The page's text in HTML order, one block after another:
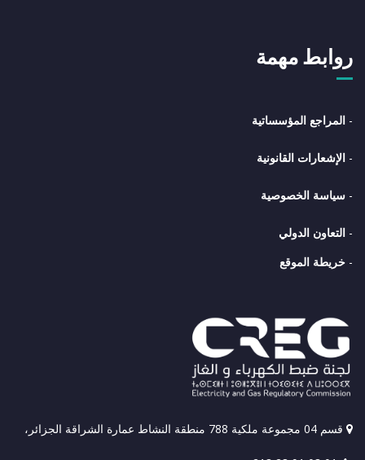
قسم 04 مجموعة ملكية 788 منطقة النشاط عمارة الشراقة الجزائر،
روابط مهمة
- المراجع المؤسساتية
- الإشعارات القانونية
- سياسة الخصوصية
- التعاون الدولي
- خريطة الموقع